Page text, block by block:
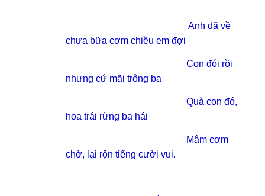
Anh đã về
chưa bữa cơm chiều em đợi
Con đói rồi
nhưng cứ mãi trông ba
Quà con đó,
hoa trái rừng ba hái
Mâm cơm
chờ, lại rộn tiếng cười vui.